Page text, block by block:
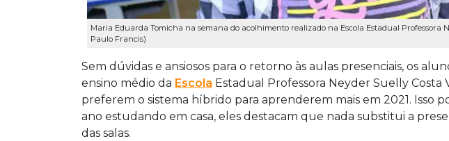
Maria Eduarda Tomicha na semana do acolhimento realizado na Escola Estadual Professora
Paulo Francis)
Sem dúvidas e ansiosos para o retorno às aulas presenciais, os
ensino médio da Escola Estadual Professora Neyder Suelly Costa
preferem o sistema híbrido para aprenderem mais em 2021. Isso
ano estudando em casa, eles destacam que nada substitui a
das salas.